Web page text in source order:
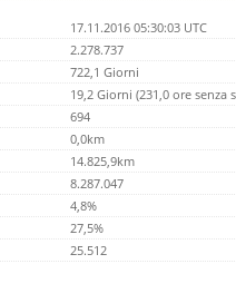
17.11.2016 05:30:03 UTC
2.278.737
722,1 Giorni
19,2 Giorni (231,0 ore senza
694
0,0km
14.825,9km
8.287.047
4,8%
27,5%
25.512